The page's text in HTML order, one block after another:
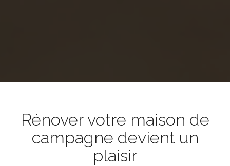
Rénover votre maison de
campagne devient un
plaisir